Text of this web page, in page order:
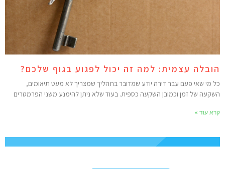
עצמית: למה זה יכול לפגוע בגוף שלכם?
מי שאי פעם עבר דירה יודע שמדובר בתהליך שמצריך לא מעט תיאומים,
של זמן וכמובן השקעה כספית. בעוד שלא ניתן להימנע משני הפרמטרים
עוד »